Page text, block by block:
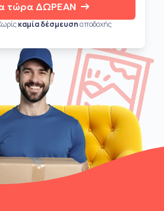
τώρα ΔΩΡΕΑΝ
καμία δέσμευσηαποδοχής